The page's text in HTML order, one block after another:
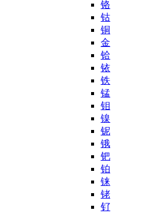
铬
钴
铜
金
铪
铱
铁
锰
钼
镍
铌
锇
钯
铂
铼
铑
钌